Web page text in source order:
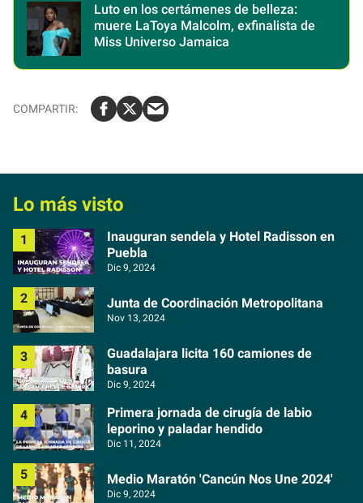
Luto en los certámenes de belleza:
muere LaToya Malcolm, exfinalista de
Miss Universo Jamaica
Lo más visto
Inauguran sendela y Hotel Radisson en
Puebla
Dic 9, 2024
Junta de Coordinación Metropolitana
Nov 13, 2024
Guadalajara licita 160 camiones de
basura
Dic 9, 2024
Primera jornada de cirugía de labio
leporino y paladar hendido
Dic 11, 2024
Medio Maratón 'Cancún Nos Une 2024'
Dic 9, 2024